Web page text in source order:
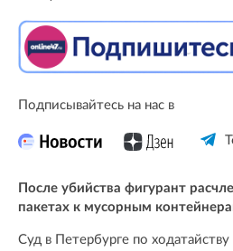
Подписывайтесь на нас в
После убийства фигурант
пакетах к мусорным
Суд в Петербурге по ходатайству